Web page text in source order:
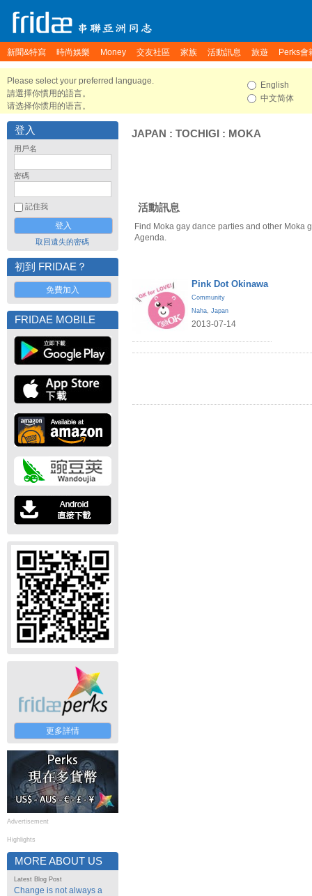
新聞&特寫 時尚娛樂 Money 交友社區 家族 活動訊息 旅遊 Perks會
Please select your preferred language.
請選擇你慣用的語言。
请选择你惯用的语言。
English
中文简体
登入
用戶名
密碼
記住我
取回遺失的密碼
初到 FRIDAE？
免費加入
FRIDAE MOBILE
更多詳情
Advertisement
Highlights
MORE ABOUT US
Latest Blog Post
Change is not always a
JAPAN : TOCHIGI : MOKA
活動訊息
Find Moka gay dance parties and other Moka
Agenda.
Pink Dot Okinawa
Community
Naha, Japan
2013-07-14